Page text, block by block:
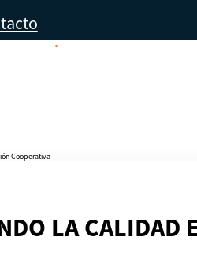
Cooperativa
LA CALIDAD